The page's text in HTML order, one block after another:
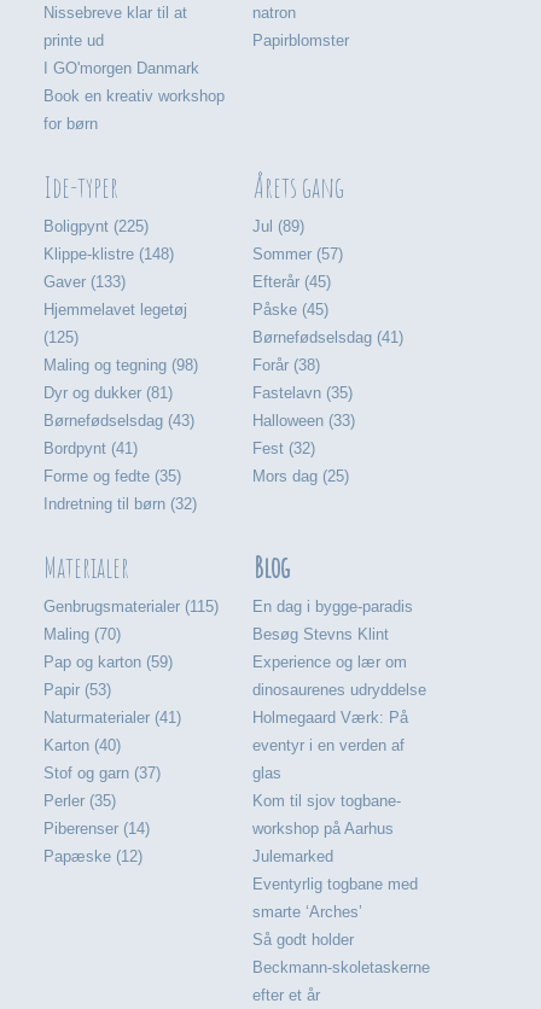
Nissebreve klar til at
printe ud
I GO'morgen Danmark
Book en kreativ workshop
for børn
natron
Papirblomster
Ide-typer
Boligpynt (225)
Klippe-klistre (148)
Gaver (133)
Hjemmelavet legetøj
(125)
Maling og tegning (98)
Dyr og dukker (81)
Børnefødselsdag (43)
Bordpynt (41)
Forme og fedte (35)
Indretning til børn (32)
Årets gang
Jul (89)
Sommer (57)
Efterår (45)
Påske (45)
Børnefødselsdag (41)
Forår (38)
Fastelavn (35)
Halloween (33)
Fest (32)
Mors dag (25)
Materialer
Genbrugsmaterialer (115)
Maling (70)
Pap og karton (59)
Papir (53)
Naturmaterialer (41)
Karton (40)
Stof og garn (37)
Perler (35)
Piberenser (14)
Papæske (12)
Blog
En dag i bygge-paradis
Besøg Stevns Klint
Experience og lær om
dinosaurenes udryddelse
Holmegaard Værk: På
eventyr i en verden af
glas
Kom til sjov togbane-
workshop på Aarhus
Julemarked
Eventyrlig togbane med
smarte ‘Arches’
Så godt holder
Beckmann-skoletaskerne
efter et år